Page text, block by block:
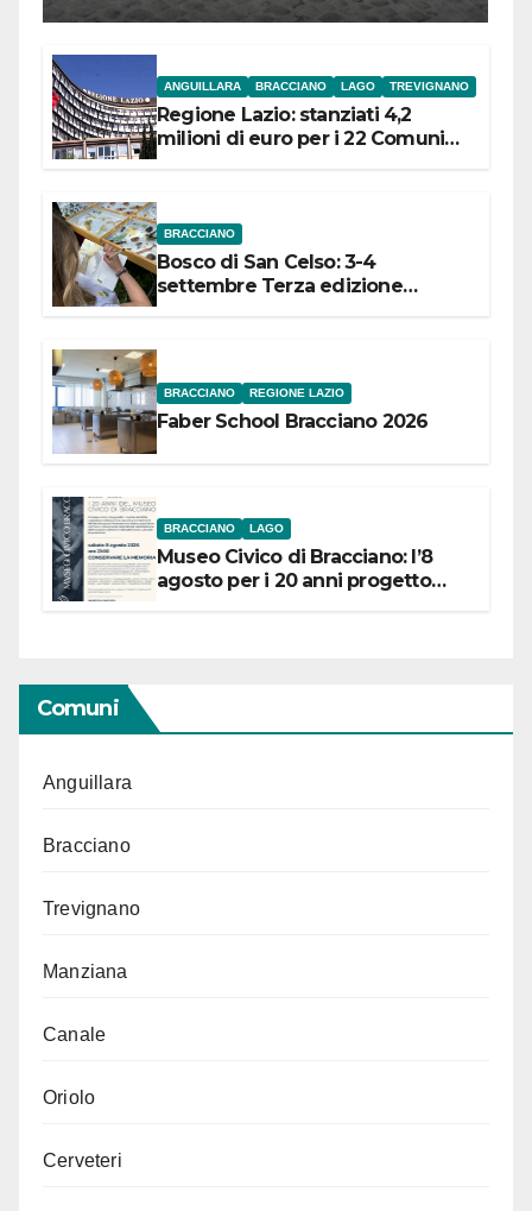
ANGUILLARA BRACCIANO LAGO TREVIGNANO
Regione Lazio: stanziati 4,2
milioni di euro per i 22 Comuni
BRACCIANO
Bosco di San Celso: 3-4
settembre Terza edizione
BRACCIANO REGIONE LAZIO
Faber School Bracciano 2026
BRACCIANO LAGO
Museo Civico di Bracciano: l’8
agosto per i 20 anni progetto
Comuni
Anguillara
Bracciano
Trevignano
Manziana
Canale
Oriolo
Cerveteri